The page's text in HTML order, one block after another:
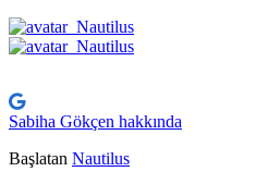
Sabiha Gökçen hakkında
Başlatan Nautilus